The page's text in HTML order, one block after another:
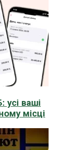
усі ваші
місці